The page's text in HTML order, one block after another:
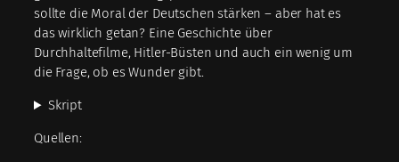
sollte die Moral der Deutschen stärken – aber hat es
das wirklich getan? Eine Geschichte über
Durchhaltefilme, Hitler-Büsten und auch ein wenig um
die Frage, ob es Wunder gibt.
Skript
Quellen: